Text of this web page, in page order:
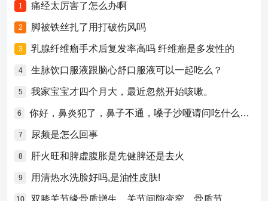
1 痛经太厉害了怎么办啊
2 脚被铁丝扎了用打破伤风吗
3 乳腺纤维瘤手术后复发率高吗 纤维瘤是多发性的
4 生脉饮口服液跟脑心舒口服液可以一起吃么？
5 我家宝宝才四个月大，最近忽然开始咳嗽。
6 你好，鼻炎犯了，鼻子不通，嗓子沙哑请问吃什么药比较好？
7 尿频是怎么回事
8 肝火旺和脾虚腹胀是先健脾还是去火
9 用清热水洗脸好吗,是油性皮肤!
10 双膝关节缘骨质增生，关节间隙变窄，骨质节